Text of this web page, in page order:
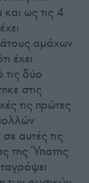
ως τις 4
αμάχων
έχει
τις δύο
στις
τις πρώτες
αυτές τις
της Ύπατης